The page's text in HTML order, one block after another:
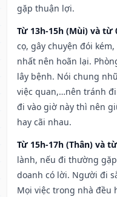
gặp thuận lợi.
Từ 13h-15h (Mùi) và từ
cọ, gây chuyện đói
nhất nên hoãn lại.
lây bệnh. Nói chung
việc quan,…nên tránh
đi vào giờ này thì nên
hay cãi nhau.
Từ 15h-17h (Thân) và
lành, nếu đi thường
doanh có lời. Người đi
Mọi việc trong nhà đều